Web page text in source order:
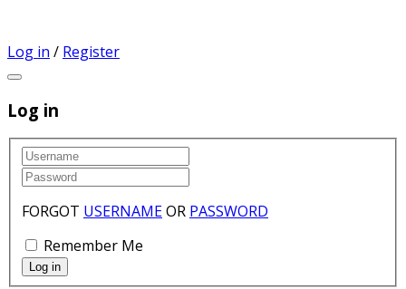
Log in / Register
Log in
FORGOT USERNAMEOR PASSWORD
Remember Me